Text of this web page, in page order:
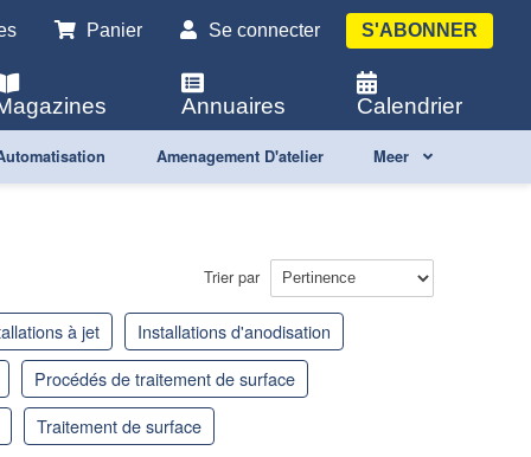
Panier Se connecter S'ABONNER
Annuaires Calendrier
Amenagement D'atelier Meer
Trier par
à jet
installations d'anodisation
procédés de traitement de surface
traitement de surface